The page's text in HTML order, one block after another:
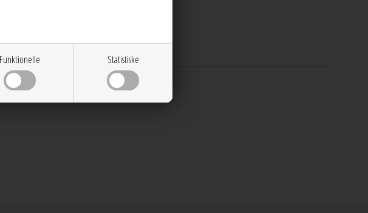
Funktionelle Statistiske
DKK